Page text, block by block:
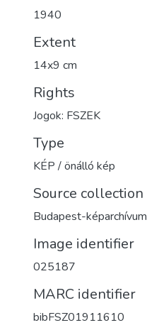
1940
Extent
14x9 cm
Rights
Jogok: FSZEK
Type
KÉP / önálló kép
Source collection
Budapest-képarchívum
Image identifier
025187
MARC identifier
bibFSZ01911610